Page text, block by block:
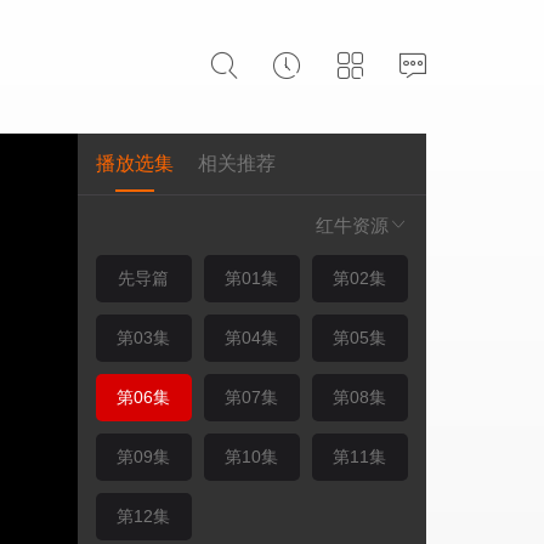
播放选集 相关推荐
红牛资源
先导篇 第01集 第02集
第03集 第04集 第05集
第06集 第07集 第08集
第09集 第10集 第11集
第12集